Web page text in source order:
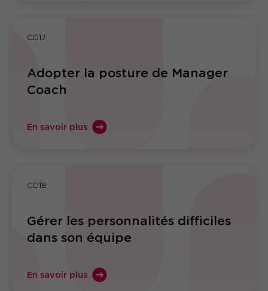
CD17
Adopter la posture de Manager
Coach
En savoir plus
CD18
Gérer les personnalités difficiles
dans son équipe
En savoir plus